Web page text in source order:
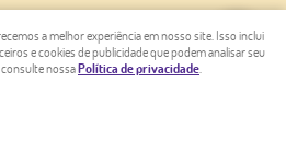
POR
a melhor experiência em nosso site. Isso inclui
e cookies de publicidade que podem analisar seu
nossaPolítica de privacidade.